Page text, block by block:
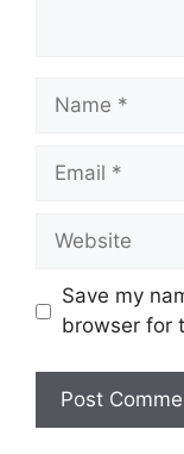
Name
Email
Website
Save my
browser for